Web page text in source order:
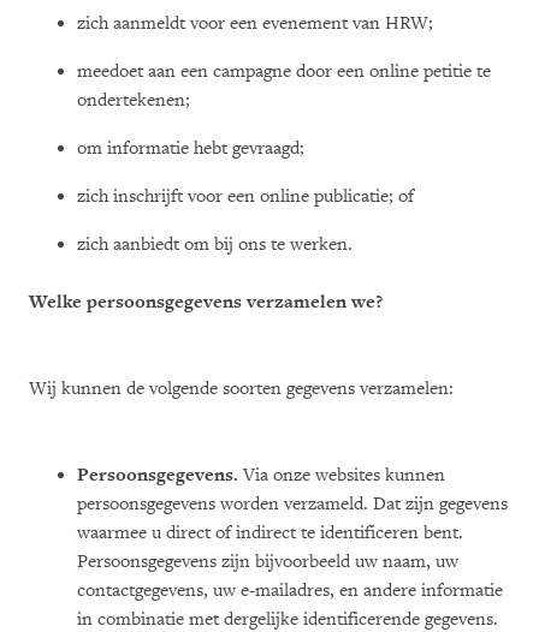
zich aanmeldt voor een evenement van HRW;
meedoet aan een campagne door een online petitie te
ondertekenen;
om informatie hebt gevraagd;
zich inschrijft voor een online publicatie; of
zich aanbiedt om bij ons te werken.
Welke persoonsgegevens verzamelen we?
Wij kunnen de volgende soorten gegevens verzamelen:
Persoonsgegevens.Via onze websites kunnen
persoonsgegevens worden verzameld. Dat zijn gegevens
waarmee u direct of indirect te identificeren bent.
Persoonsgegevens zijn bijvoorbeeld uw naam, uw
contactgegevens, uw e-mailadres, en andere informatie
in combinatie met dergelijke identificerende gegevens.